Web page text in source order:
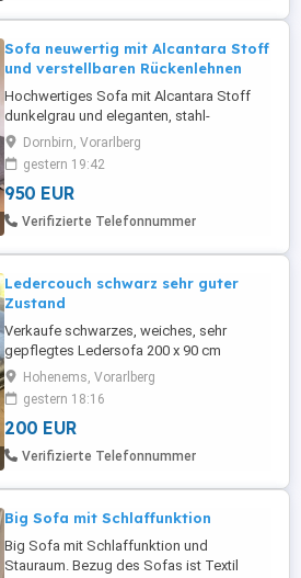
Sofa neuwertig mit Alcantara Stoff
und verstellbaren Rückenlehnen
Hochwertiges Sofa mit Alcantara Stoff
dunkelgrau und eleganten, stahl-
gebürsteten Füssen. Rückenlehnen
verstellbar in jede Winkellage, ohne
Kissen, Maße Breite 3,20 x 2,10, Neupreis
EUR 3.900,-
Dornbirn, Vorarlberg
gestern 19:42
950 EUR
Verifizierte Telefonnummer
Ledercouch schwarz sehr guter
Zustand
Verkaufe schwarzes, weiches, sehr
gepflegtes Ledersofa 200 x 90 cm
Hohenems, Vorarlberg
gestern 18:16
200 EUR
Verifizierte Telefonnummer
Big Sofa mit Schlaffunktion
Big Sofa mit Schlaffunktion und
Stauraum. Bezug des Sofas ist Textil